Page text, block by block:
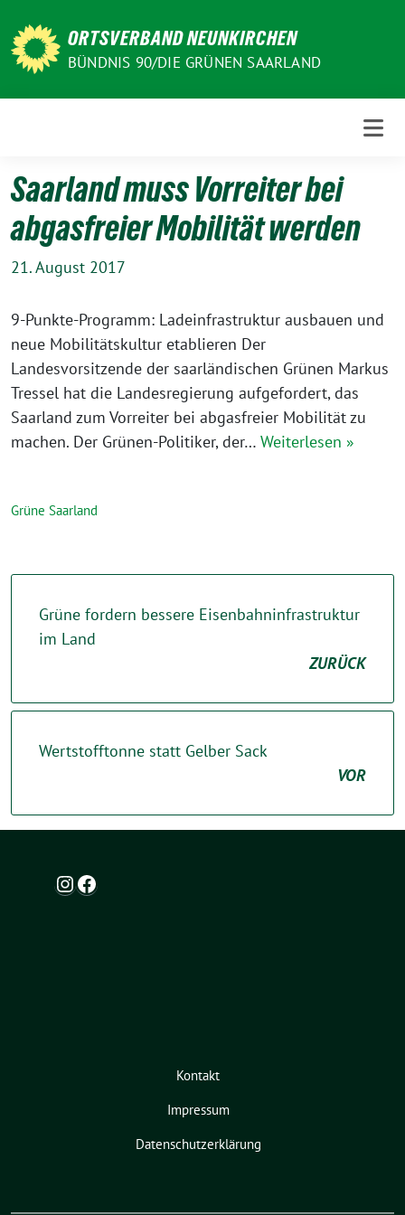
zum
Inhalt
ORTSVERBAND NEUNKIRCHEN
BÜNDNIS 90/DIE GRÜNEN SAARLAND
Saarland muss Vorreiter bei
abgasfreier Mobilität werden
21. August 2017
9-Punkte-Programm: Ladeinfrastruktur ausbauen und
neue Mobilitätskultur etablieren Der
Landesvorsitzende der saarländischen Grünen Markus
Tressel hat die Landesregierung aufgefordert, das
Saarland zum Vorreiter bei abgasfreier Mobilität zu
machen. Der Grünen-Politiker, der… Weiterlesen »
Grüne Saarland
Grüne fordern bessere Eisenbahninfrastruktur
im Land
ZURÜCK
Wertstofftonne statt Gelber Sack
VOR
Instagram
Facebook
Kontakt
Impressum
Datenschutzerklärung